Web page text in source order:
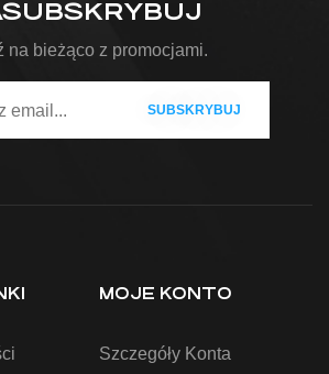
na bieżąco z promocjami.
MOJE KONTO
Szczegóły Konta